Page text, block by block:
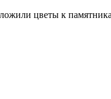
цветы к